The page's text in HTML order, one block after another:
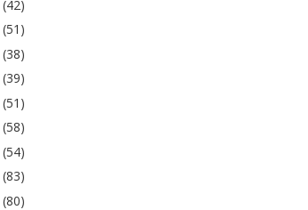
(42)
(51)
(38)
(39)
(51)
(58)
(54)
(83)
(80)